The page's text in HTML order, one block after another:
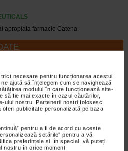
necesare pentru funcționarea acestui
ajută să înțelegem cum se navighează
modului în care funcționează site-
să fie mai exacte în cazul căutărilor,
ului nostru. Partenerii noștri folosesc
publicitate personalizată pe baza
pentru a fi de acord cu aceste
setările” pentru a vă
preferințele și, în special, vă puteți
nostru în orice moment.
apropiata farmacie Catena
sa stiti despre escare: cauze,
tratament
complicatii ce afecteaza si
vietii persoanelor cu
redusa, care in majoritatea
imobilizate la pat sau in
cauza acestei…
22 iulie 2024